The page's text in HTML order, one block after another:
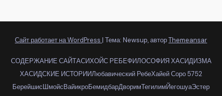
Сайт работает на WordPress | Тема: Newsup, авторThemeansar
СОДЕРЖАНИЕ САЙТАСИХОЙС РЕБЕФИЛОСОФИЯ ХАСИДИЗМА
ХАСИДСКИЕ ИСТОРИИЛюбавический РебеХайей Соро 5752
БерейшисШмойсВайикроБемидбарДворимТегилимЙегошуаЭстер